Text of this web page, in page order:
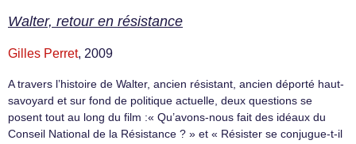
Walter, retour en résistance
Gilles Perret, 2009
A travers l’histoire de Walter, ancien résistant, ancien déporté haut-
savoyard et sur fond de politique actuelle, deux questions se
posent tout au long du film :« Qu’avons-nous fait des idéaux du
Conseil National de la Résistance ? » et « Résister se conjugue-t-il